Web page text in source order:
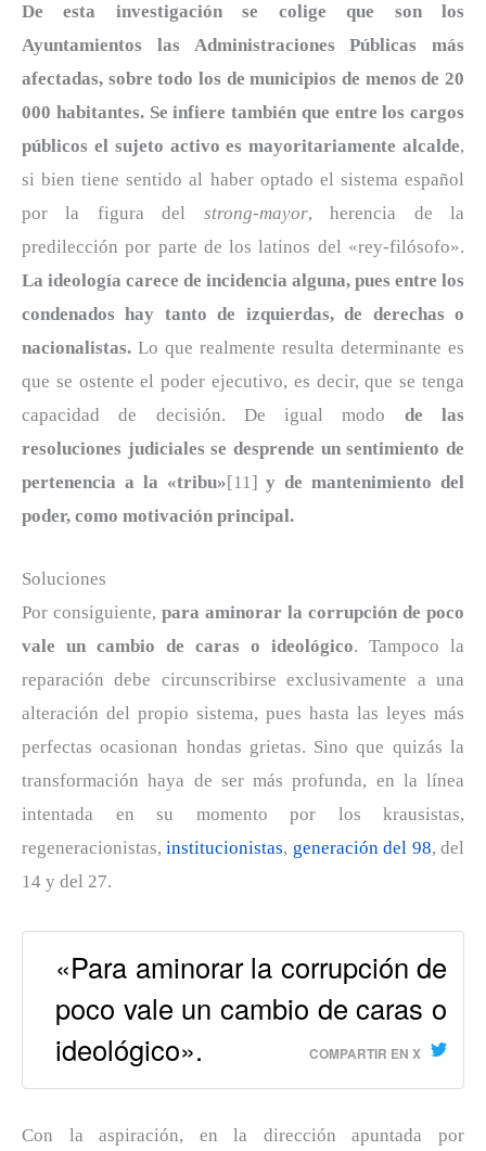
De esta investigación se colige que son los
Ayuntamientos las Administraciones Públicas más
afectadas, sobre todo los de municipios de menos de 20
000 habitantes. Se infiere también que entre los cargos
públicos el sujeto activo es mayoritariamente alcalde,
si bien tiene sentido al haber optado el sistema español
por la figura del strong-mayor, herencia de la
predilección por parte de los latinos del «rey-filósofo».
La ideología carece de incidencia alguna, pues entre los
condenados hay tanto de izquierdas, de derechas o
nacionalistas. Lo que realmente resulta determinante es
que se ostente el poder ejecutivo, es decir, que se tenga
capacidad de decisión. De igual modo de las
resoluciones judiciales se desprende un sentimiento de
pertenencia a la «tribu»[11]y de mantenimiento del
poder, como motivación principal.
Soluciones
Por consiguiente, para aminorar la corrupción de poco
vale un cambio de caras o ideológico. Tampoco la
reparación debe circunscribirse exclusivamente a una
alteración del propio sistema, pues hasta las leyes más
perfectas ocasionan hondas grietas. Sino que quizás la
transformación haya de ser más profunda, en la línea
intentada en su momento por los krausistas,
regeneracionistas,institucionistas, generación del 98, del
14 y del 27.
«Para aminorar la corrupción de
poco vale un cambio de caras o
ideológico».
COMPARTIR EN X
Con la aspiración, en la dirección apuntada por